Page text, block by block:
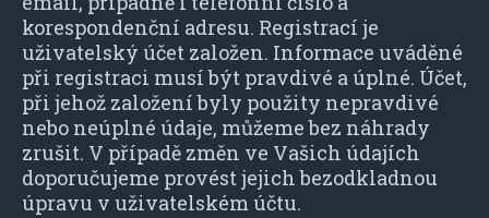
korespondenční adresu. Registrací je
uživatelský účet založen. Informace uváděné
při registraci musí být pravdivé a úplné. Účet,
při jehož založení byly použity nepravdivé
nebo neúplné údaje, můžeme bez náhrady
zrušit. V případě změn ve Vašich údajích
doporučujeme provést jejich bezodkladnou
úpravu v uživatelském účtu.